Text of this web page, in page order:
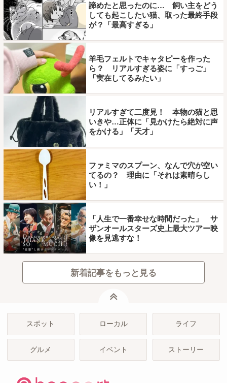
諦めたと思ったのに… 飼い主をどう
しても起こしたい猫、取った最終手段
が？「最高すぎる」
羊毛フェルトでキャタピーを作った
ら？ リアルすぎる姿に「すっご」
「実在してるみたい」
リアルすぎて二度見！ 本物の猫と思
いきや…正体に「見かけたら絶対に声
をかける」「天才」
ファミマのスプーン、なんで穴が空い
てるの？ 理由に「それは素晴らし
い！」
「人生で一番幸せな時間だった」 サ
ザンオールスターズ史上最大ツアー映
像を見逃すな！
新着記事をもっと見る
スポット ローカル ライフ
グルメ イベント ストーリー